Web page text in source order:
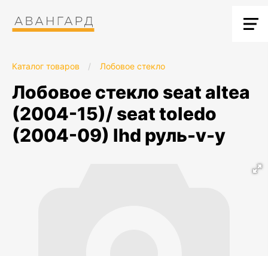
Каталог товаров / Лобовое стекло
лобовое стекло seat altea
(2004-15)/ seat toledo
(2004-09) lhd руль-v-y